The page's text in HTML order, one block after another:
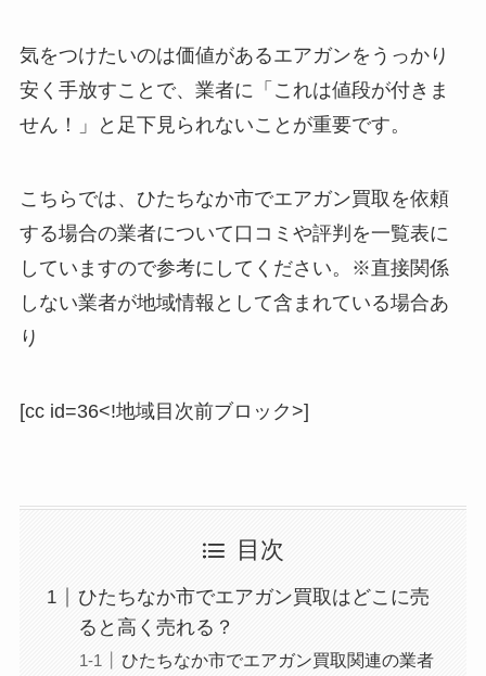
気をつけたいのは価値があるエアガンをうっかり
安く手放すことで、業者に「これは値段が付きま
せん！」と足下見られないことが重要です。
こちらでは、ひたちなか市でエアガン買取を依頼
する場合の業者について口コミや評判を一覧表に
していますので参考にしてください。※直接関係
しない業者が地域情報として含まれている場合あ
り
[cc id=36<!地域目次前ブロック>]
目次
ひたちなか市でエアガン買取はどこに売
ると高く売れる？
ひたちなか市でエアガン買取関連の業者